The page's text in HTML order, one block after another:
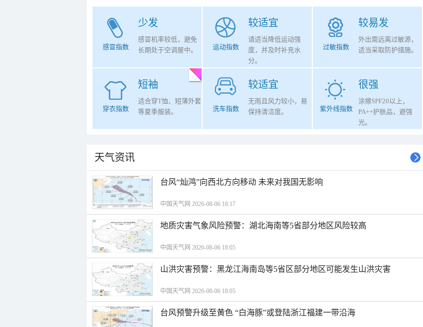
少发
感冒指数
感冒机率较低，避免
长期处于空调屋中。
较适宜
运动指数
请适当降低运动强
度，并及时补充水
分。
较易发
过敏指数
外出需远离过敏源，
适当采取防护措施。
短袖
穿衣指数
适合穿T恤、短薄外套
等夏季服装。
较适宜
洗车指数
无雨且风力较小，易
保持清洁度。
很强
紫外线指数
涂擦SPF20以上，
PA++护肤品，避强
光。
天气资讯
台风“灿鸿”向西北方向移动 未来对我国无影响
中国天气网 2026-08-06 18:17
地质灾害气象风险预警：湖北海南等5省部分地区风险较高
中国天气网 2026-08-06 18:05
山洪灾害预警：黑龙江海南岛等5省区部分地区可能发生山洪灾害
中国天气网 2026-08-06 18:05
台风预警升级至黄色 “白海豚”或登陆浙江福建一带沿海